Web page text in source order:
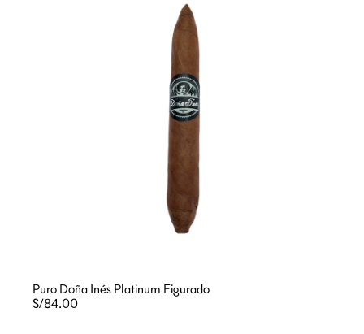
Puro Doña Inés Platinum Figurado
S/84.00